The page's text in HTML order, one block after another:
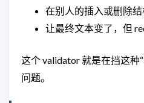
在别人的插入或删除
让最终文本变了，但
这个 validator 就是在挡这种
问题。